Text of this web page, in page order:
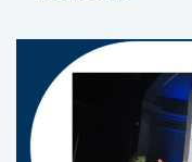
des
2025